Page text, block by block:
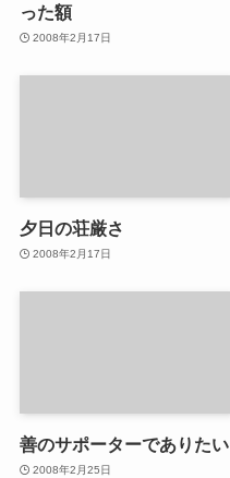
った額
2008年2月17日
夕日の荘厳さ
2008年2月17日
善のサポーターでありたい
2008年2月25日